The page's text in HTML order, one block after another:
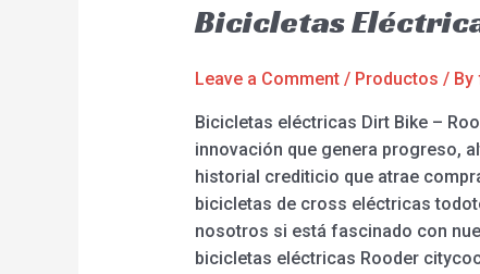
Bicicletas
Leave a Comment / Productos / By
Bicicletas eléctricas Dirt Bike –
innovación que genera progreso,
historial crediticio que atrae
bicicletas de cross eléctricas
nosotros si está fascinado con
bicicletas eléctricas Rooder